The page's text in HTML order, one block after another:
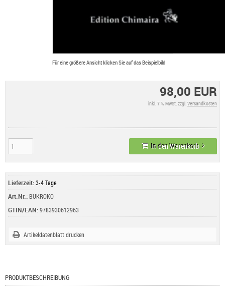
Für eine größere Ansicht klicken Sie auf das Beispielbild
98,00 EUR
inkl. 7 % MwSt. zzgl. Versandkosten
In den Warenkorb
Lieferzeit:3-4 Tage
Art.Nr.:BUKROKO
GTIN/EAN:9783930612963
Artikeldatenblatt drucken
PRODUKTBESCHREIBUNG